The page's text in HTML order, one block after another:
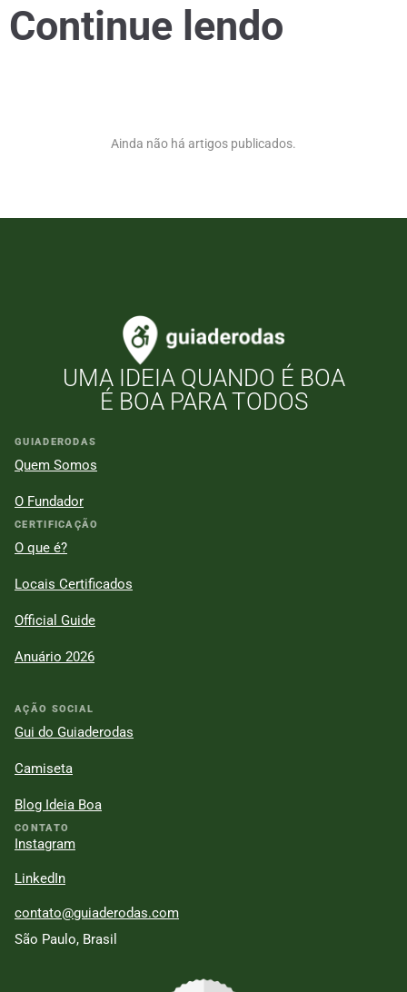
Continue lendo
Ainda não há artigos publicados.
UMA IDEIA QUANDO É BOA
É BOA PARA TODOS
GUIADERODAS
Quem Somos
O Fundador
CERTIFICAÇÃO
O que é?
Locais Certificados
Official Guide
Anuário 2026
AÇÃO SOCIAL
Gui do Guiaderodas
Camiseta
Blog Ideia Boa
CONTATO
Instagram
LinkedIn
contato@guiaderodas.com
São Paulo, Brasil